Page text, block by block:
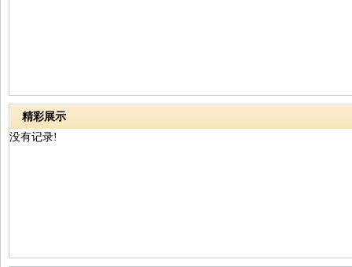
精彩展示
没有记录!